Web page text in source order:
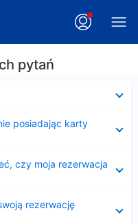
pytań
posiadając karty
czy moja rezerwacja
rezerwację